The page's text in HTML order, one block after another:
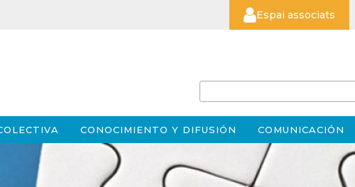
Espai associats
CONOCIMIENTO Y DIFUSIÓN COMUNICACIÓN